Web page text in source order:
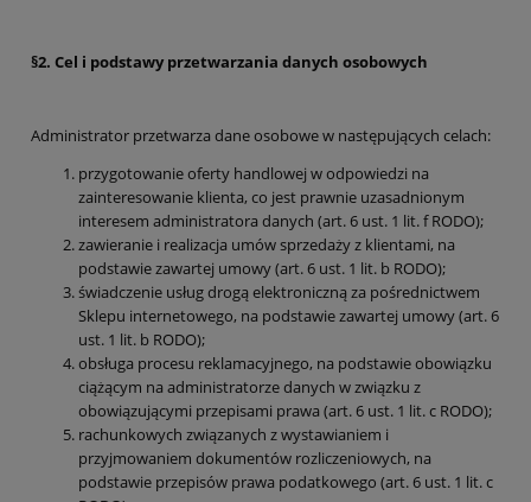
§2. Cel i podstawy przetwarzania danych osobowych
Administrator przetwarza dane osobowe w następujących celach:
przygotowanie oferty handlowej w odpowiedzi na
zainteresowanie klienta, co jest prawnie uzasadnionym
interesem administratora danych (art. 6 ust. 1 lit. f RODO);
zawieranie i realizacja umów sprzedaży z klientami, na
podstawie zawartej umowy (art. 6 ust. 1 lit. b RODO);
świadczenie usług drogą elektroniczną za pośrednictwem
Sklepu internetowego, na podstawie zawartej umowy (art. 6
ust. 1 lit. b RODO);
obsługa procesu reklamacyjnego, na podstawie obowiązku
ciążącym na administratorze danych w związku z
obowiązującymi przepisami prawa (art. 6 ust. 1 lit. c RODO);
rachunkowych związanych z wystawianiem i
przyjmowaniem dokumentów rozliczeniowych, na
podstawie przepisów prawa podatkowego (art. 6 ust. 1 lit. c